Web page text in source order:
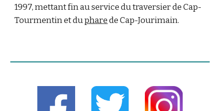
1997, mettant fin au service du traversier de Cap-
Tourmentin et dupharede Cap-Jourimain.